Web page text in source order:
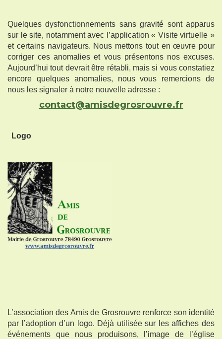
Quelques dysfonctionnements sans gravité sont apparus
sur le site, notamment avec l’application « Visite virtuelle »
et certains navigateurs. Nous mettons tout en œuvre pour
corriger ces anomalies et vous présentons nos excuses.
Aujourd’hui tout devrait être rétabli, mais si vous constatiez
encore quelques anomalies, nous vous remercions de
nous les signaler à notre nouvelle adresse :
contact@amisdegrosrouvre.fr
Logo
L’association des Amis de Grosrouvre renforce son identité
par l’adoption d’un logo. Déjà utilisée sur les affiches des
événements que nous produisons, l’image de l’église